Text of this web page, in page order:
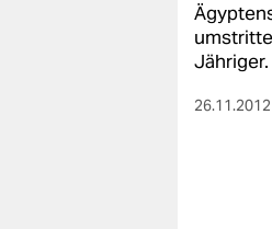
Jähriger.
26.11.2012